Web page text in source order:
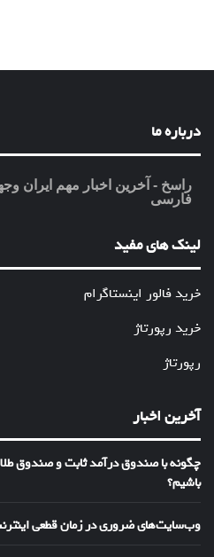
درباره ما
راسخ - آخرین اخبار مهم ایران
فارسی
لینک های مفید
خرید فالور اینستاگرام
خرید رپورتاژ
رپورتاژ
آخرین اخبار
چگونه با صندوق درآمد ثابت و صندوق
باشیم؟
وب‌سایت‌های ضروری در زمان قطعی